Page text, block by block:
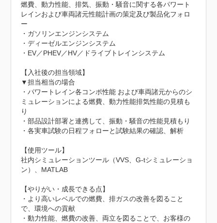
燃費、動力性能、排気、振動・騒音に関する各パワート
レインおよび車両諸元性能計画の策定及び製品化フォロ
ー
・ガソリンエンジンシステム
・ディーゼルエンジンシステム
・EV／PHEV／HV／ドライブトレインシステム
【入社後の担当領域】
▼担当相当の場合
・パワートレイン各コンポ性能 および車両諸元からのシ
ミュレーションによる燃費、動力性能排気性能の見積も
り
・部品設計部署と連携して、振動・騒音の性能見積もり
・各実車試験の日程フォローと試験結果の確認、解析
【使用ツール】
社内シミュレーションツール（VVS、G-tシミュレーショ
ン）、MATLAB
【やりがい・成長できる点】
・より高いレベルでの燃費、排ガスの改善を図ること
で、環境への貢献
・動力性能、燃費の改善、両立を図ることで、お客様の